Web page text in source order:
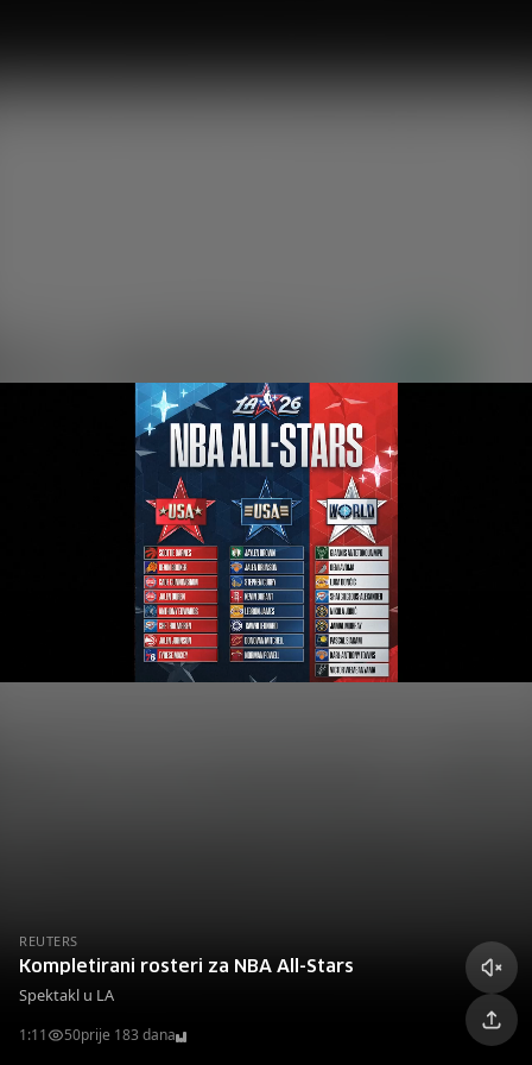
REUTERS
Kompletirani rosteri za NBA All-Stars
Spektakl u LA
1:11 50prije 183 dana